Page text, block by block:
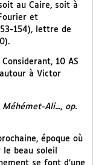
au Caire, soit à
et
154), lettre de
10 AS
à Victor
Méhémet-Ali..., op.
époque où
beau soleil